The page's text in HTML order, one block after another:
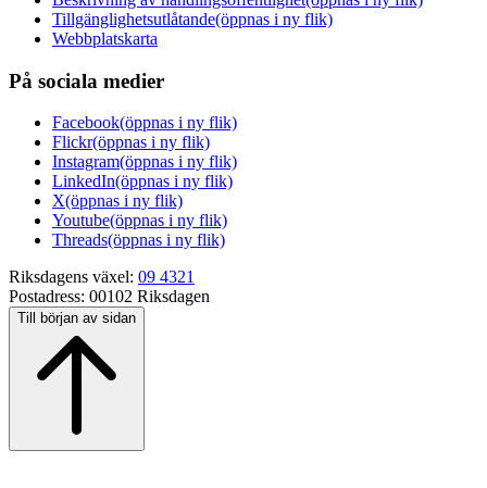
Tillgänglighetsutlåtande(öppnas i ny flik)
Webbplatskarta
På sociala medier
Facebook(öppnas i ny flik)
Flickr(öppnas i ny flik)
Instagram(öppnas i ny flik)
LinkedIn(öppnas i ny flik)
X(öppnas i ny flik)
Youtube(öppnas i ny flik)
Threads(öppnas i ny flik)
Riksdagens växel: 09 4321
Postadress: 00102 Riksdagen
Till början av sidan